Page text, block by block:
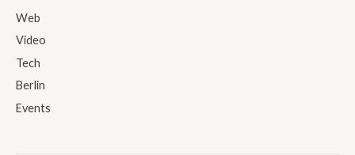
Web
Video
Tech
Berlin
Events